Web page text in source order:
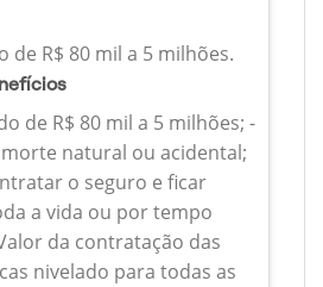
de R$ 80 mil a 5 milhões.
de R$ 80 mil a 5 milhões; -
natural ou acidental;
o seguro e ficar
a vida ou por tempo
da contratação das
nivelado para todas as